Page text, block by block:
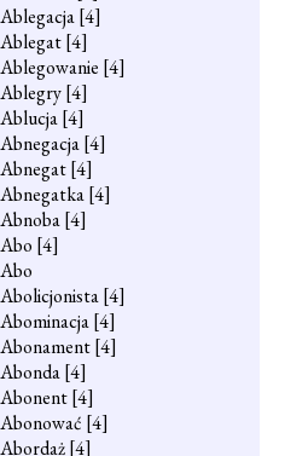
Ablegacja[4]
Ablegat[4]
Ablegowanie [4]
Ablegry[4]
Ablucja[4]
Abnegacja[4]
Abnegat[4]
Abnegatka[4]
Abnoba[4]
Abo [4]
Abo
Abolicjonista[4]
Abominacja[4]
Abonament[4]
Abonda[4]
Abonent[4]
Abonować [4]
Abordaż[4]